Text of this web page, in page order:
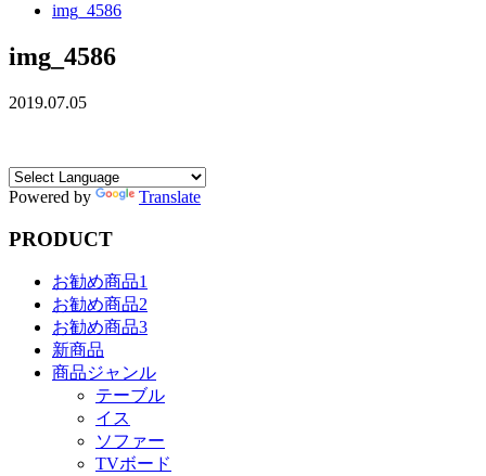
img_4586
img_4586
2019.07.05
Powered by Translate
PRODUCT
お勧め商品1
お勧め商品2
お勧め商品3
新商品
商品ジャンル
テーブル
イス
ソファー
TVボード